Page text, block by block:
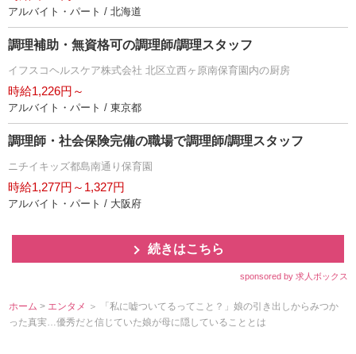
アルバイト・パート / 北海道
調理補助・無資格可の調理師/調理スタッフ
イフスコヘルスケア株式会社 北区立西ヶ原南保育園内の厨房
時給1,226円～
アルバイト・パート / 東京都
調理師・社会保険完備の職場で調理師/調理スタッフ
ニチイキッズ都島南通り保育園
時給1,277円～1,327円
アルバイト・パート / 大阪府
続きはこちら
sponsored by 求人ボックス
ホーム > エンタメ ＞ 「私に嘘ついてるってこと？」娘の引き出しからみつか
った真実…優秀だと信じていた娘が母に隠していることとは